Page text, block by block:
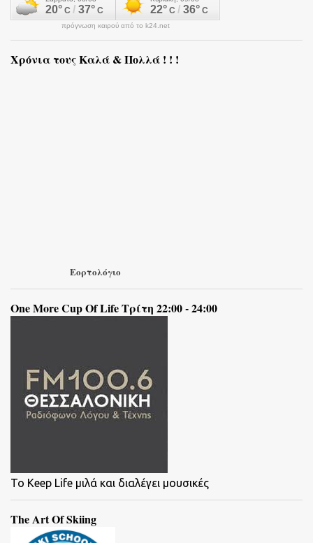
πρόγνωση καιρού από το k24.net
Χρόνια τους Καλά & Πολλά ! ! !
Εορτολόγιο
One More Cup Of Life Τρίτη 22:00 - 24:00
To Keep Life μιλά και διαλέγει μουσικές
The Art Of Skiing